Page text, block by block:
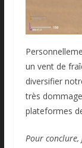
un vent de
diversifier
très
plateformes
Pour conclure,